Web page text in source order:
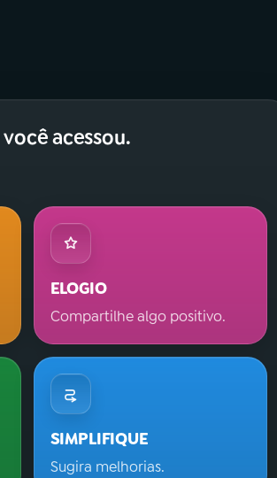
acessou.
ELOGIO
Compartilhe algo positivo.
SIMPLIFIQUE
Sugira melhorias.